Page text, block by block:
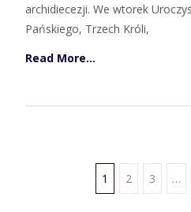
archidiecezji. We wtorek
Pańskiego, Trzech Króli,
Read More…
Posts
1 2 3 …